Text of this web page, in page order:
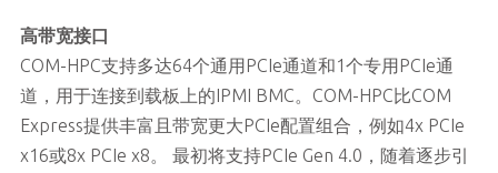
高带宽接口
COM-HPC支持多达64个通用PCIe通道和1个专用PCIe通
道，用于连接到载板上的IPMI BMC。COM-HPC比COM
Express提供丰富且带宽更大PCIe配置组合，例如4x PCIe
x16或8x PCIe x8。 最初将支持PCIe Gen 4.0，随着逐步引